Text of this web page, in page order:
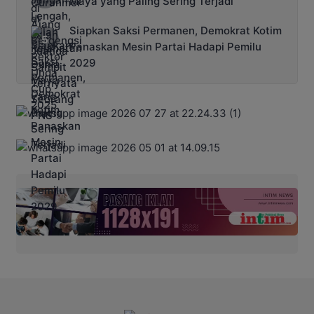
Siapkan Saksi Permanen, Demokrat Kotim
Panaskan Mesin Partai Hadapi Pemilu
2029